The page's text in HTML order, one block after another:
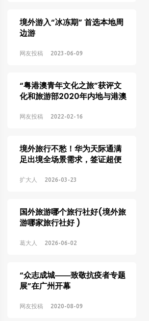
境外游入“冰冻期” 首选本地周
边游
网友投稿 2023-06-09
“粤港澳青年文化之旅”获评文
化和旅游部2020年内地与港澳
案例
网友投稿 2022-02-16
境外旅行不愁！华为天际通满
足出境全场景需求，签证超便
扩大人 2026-03-23
国外旅游哪个旅行社好(境外旅
游哪家旅行社好 )
葛大人 2026-06-02
“众志成城――致敬抗疫者专题
展”在广州开幕
网友投稿 2020-08-09